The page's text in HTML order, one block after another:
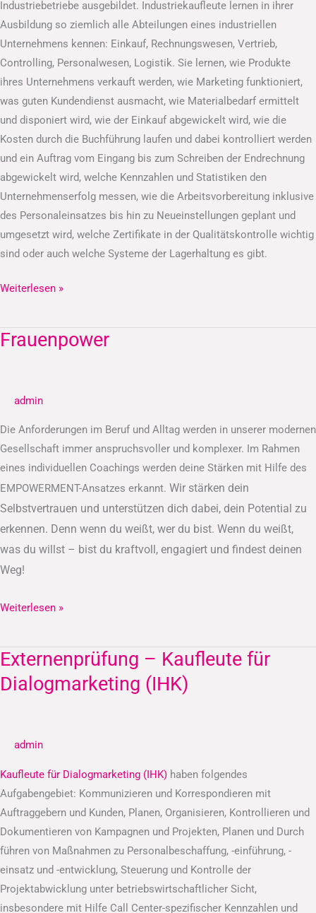
Industriebetriebe ausgebildet. Industriekaufleute lernen in ihrer
Ausbildung so ziemlich alle Abteilungen eines industriellen
Unternehmens kennen: Einkauf, Rechnungswesen, Vertrieb,
Controlling, Personalwesen, Logistik. Sie lernen, wie Produkte
ihres Unternehmens verkauft werden, wie Marketing funktioniert,
was guten Kundendienst ausmacht, wie Materialbedarf ermittelt
und disponiert wird, wie der Einkauf abgewickelt wird, wie die
Kosten durch die Buchführung laufen und dabei kontrolliert werden
und ein Auftrag vom Eingang bis zum Schreiben der Endrechnung
abgewickelt wird, welche Kennzahlen und Statistiken den
Unternehmenserfolg messen, wie die Arbeitsvorbereitung inklusive
des Personaleinsatzes bis hin zu Neueinstellungen geplant und
umgesetzt wird, welche Zertifikate in der Qualitätskontrolle wichtig
sind oder auch welche Systeme der Lagerhaltung es gibt.
Weiterlesen »
Frauenpower
admin
Die Anforderungen im Beruf und Alltag werden in unserer modernen
Gesellschaft immer anspruchsvoller und komplexer. Im Rahmen
eines individuellen Coachings werden deine Stärken mit Hilfe des
EMPOWERMENT-Ansatzes erkannt. Wir stärken dein
Selbstvertrauen und unterstützen dich dabei, dein Potential zu
erkennen. Denn wenn du weißt, wer du bist. Wenn du weißt,
was du willst – bist du kraftvoll, engagiert und findest deinen
Weg!
Frauenpower
Weiterlesen »
Externenprüfung – Kaufleute für
Dialogmarketing (IHK)
admin
Kaufleute für Dialogmarketing (IHK) haben folgendes
Aufgabengebiet: Kommunizieren und Korrespondieren mit
Auftraggebern und Kunden, Planen, Organisieren, Kontrollieren und
Dokumentieren von Kampagnen und Projekten, Planen und Durch
führen von Maßnahmen zu Personalbeschaffung, -einführung, -
einsatz und -entwicklung, Steuerung und Kontrolle der
Projektabwicklung unter betriebswirtschaftlicher Sicht,
insbesondere mit Hilfe Call Center-spezifischer Kennzahlen und
Externenprüfung
–
Kaufleute
(IHK)